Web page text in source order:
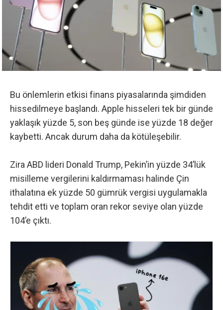
Bu önlemlerin etkisi finans piyasalarında şimdiden
hissedilmeye başlandı. Apple hisseleri tek bir günde
yaklaşık yüzde 5, son beş günde ise yüzde 18 değer
kaybetti. Ancak durum daha da kötüleşebilir.
Zira ABD lideri Donald Trump, Pekin’in yüzde 34’lük
misilleme vergilerini kaldırmaması halinde Çin
ithalatına ek yüzde 50 gümrük vergisi uygulamakla
tehdit etti ve toplam oran rekor seviye olan yüzde
104’e çıktı.